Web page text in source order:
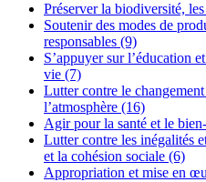
Préserver la biodiversité,
Soutenir des modes de
responsables (9)
S’appuyer sur l’éducation
vie (7)
Lutter contre le
l’atmosphère (16)
Agir pour la santé et le
Lutter contre les inégalités
et la cohésion sociale (6)
Appropriation et mise en